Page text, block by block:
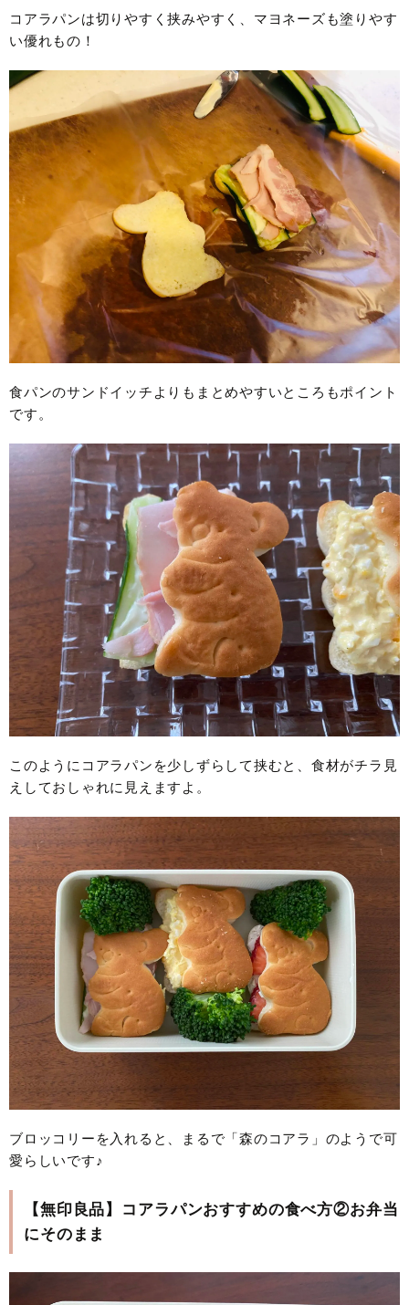
コアラパンは切りやすく挟みやすく、マヨネーズも塗りやす
い優れもの！
食パンのサンドイッチよりもまとめやすいところもポイント
です。
このようにコアラパンを少しずらして挟むと、食材がチラ見
えしておしゃれに見えますよ。
ブロッコリーを入れると、まるで「森のコアラ」のようで可
愛らしいです♪
【無印良品】コアラパンおすすめの食べ方②お弁当
にそのまま